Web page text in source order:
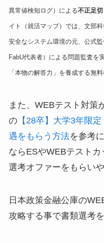
異常値検知ログ）による不正足
イト（就活マップ）では、文部
安全なシステム環境の元、公式
FabU代表者）による問題監査を
「本物の解答力」を養成する無
また、WEBテスト対策
の【28卒】大学3年限
遇をもらう方法を参考
ならESやWEBテスト
選考オファーをもらい
日本政策金融公庫の
攻略する事で書類選考